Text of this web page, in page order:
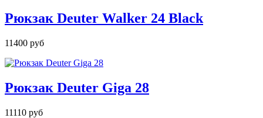
Рюкзак Deuter Walker 24 Black
11400 руб
Рюкзак Deuter Giga 28
11110 руб